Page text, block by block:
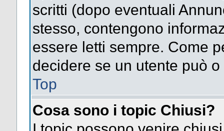
scritti (dopo eventuali
stesso, contengono
essere letti sempre. Come
decidere se un utente può
Top
Cosa sono i topic Chiusi?